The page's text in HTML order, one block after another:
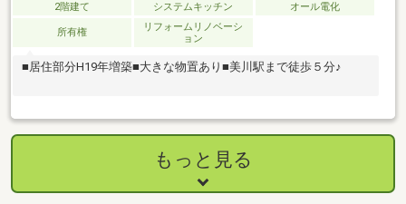
2階建て システムキッチン オール電化
所有権
リフォームリノベーシ
ョン
■居住部分H19年増築■大きな物置あり■美川駅まで徒歩５分♪
もっと見る